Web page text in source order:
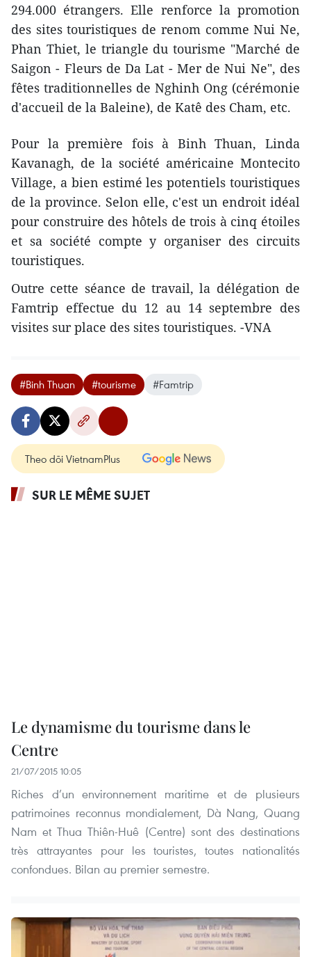
294.000 étrangers. Elle renforce la promotion
des sites touristiques de renom comme Nui Ne,
Phan Thiet, le triangle du tourisme "Marché de
Saigon - Fleurs de Da Lat - Mer de Nui Ne", des
fêtes traditionnelles de Nghinh Ong (cérémonie
d'accueil de la Baleine), de Katê des Cham, etc.
Pour la première fois à Binh Thuan, Linda
Kavanagh, de la ​société américaine Montecito
Village, a bien estimé les potentiels touristiques
de la province. Selon elle, c'est un endroit idéal
pour construire des hôtels de trois à cinq étoiles
et sa ​société compte y organiser des circuits
touristiques.
Outre cette séance de travail, la délégation de
Famtrip effectue du 12 au 14 septembre des
visites sur place des sites touristiques. -VNA
#Binh Thuan #tourisme #Famtrip
Theo dõi VietnamPlus
SUR LE MÊME SUJET
Le dynamisme du tourisme dans le
Centre
21/07/2015 10:05
Riches d’un environnement maritime et de plusieurs
patrimoines reconnus mondialement, Dà Nang, Quang
Nam et Thua Thiên-Huê (Centre) sont des destinations
très attrayantes pour les touristes, toutes nationalités
confondues. Bilan au premier semestre.